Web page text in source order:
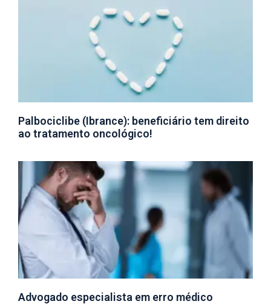
Palbociclibe (Ibrance): beneficiário tem direito
ao tratamento oncológico!
Advogado especialista em erro médico